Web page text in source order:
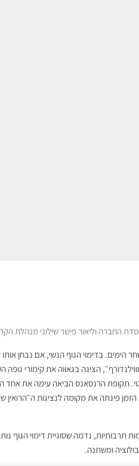
הימים. בדימוי הגוף הנשי, אם נבחן אותו
הציגה בגאווה את קימורי גופה
תקופת הרנסאנס הביאה עימה את אחד
פינתה את מקומה לנציגות ה״הרואין
תרבותיות, נדמה שסוגיית דימוי הגוף
ומשתנה.